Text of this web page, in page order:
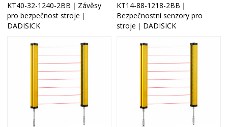
KT40-32-1240-2BB｜Závěsy
pro bezpečnost stroje｜
DADISICK
KT14-88-1218-2BB｜
Bezpečnostní senzory pro
stroje｜DADISICK